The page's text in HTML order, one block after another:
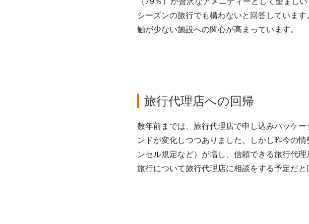
シーズンの旅行でも構わないと回答していま
触が少ない施設への関心が高まっています。
旅行代理店への回帰
数年前までは、旅行代理店で申し込みパッケ
ンドが変化しつつありました。しかし昨今の
ンセル規定など）が増し、信頼できる旅行代
旅行について旅行代理店に相談をする予定だと